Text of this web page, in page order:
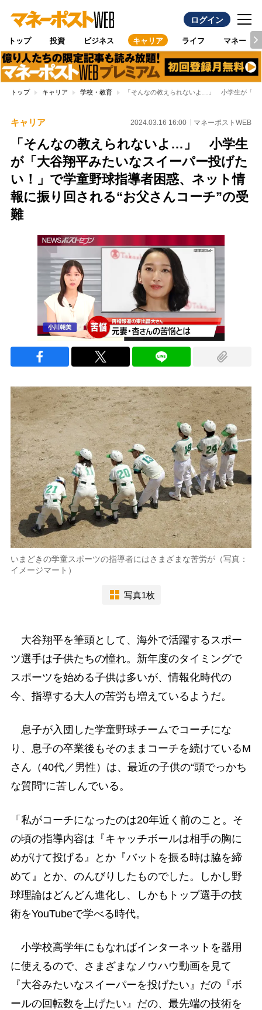
ログイン
トップ 投資 ビジネス キャリア ライフ マネー
トップ キャリア 学校・教育 「そんなの教えられないよ…」 小学生が「大
キャリア 2024.03.16 16:00 マネーポストWEB
「そんなの教えられないよ…」 小学生
が「大谷翔平みたいなスイーパー投げた
い！」で学童野球指導者困惑、ネット情
報に振り回される“お父さんコーチ”の受
難
いまどきの学童スポーツの指導者にはさまざまな苦労が（写真：
イメージマート）
写真1枚
大谷翔平を筆頭として、海外で活躍するスポー
ツ選手は子供たちの憧れ。新年度のタイミングで
スポーツを始める子供は多いが、情報化時代の
今、指導する大人の苦労も増えているようだ。
息子が入団した学童野球チームでコーチにな
り、息子の卒業後もそのままコーチを続けているM
さん（40代／男性）は、最近の子供の“頭でっかち
な質問”に苦しんでいる。
「私がコーチになったのは20年近く前のこと。そ
の頃の指導内容は『キャッチボールは相手の胸に
めがけて投げる』とか『バットを振る時は脇を締
めて』とか、のんびりしたものでした。しかし野
球理論はどんどん進化し、しかもトップ選手の技
術をYouTubeで学べる時代。
小学校高学年にもなればインターネットを器用
に使えるので、さまざまなノウハウ動画を見て
『大谷みたいなスイーパーを投げたい』だの『ボ
ールの回転数を上げたい』だの、最先端の技術を